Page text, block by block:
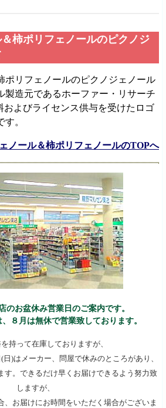
柿ポリフェノールのピクノジ
ポリフェノールのピクノジェノール
製造元であるホーファー・リサーチ
およびライセンス供与を受けたロゴ
。
ノール＆柿ポリフェノールのTOPへ
のお盆休み営業日のご案内です。
８月は無休で営業致しております。
持って在庫しておりますが、
日)はメーカー、問屋で休みのところがあり、
す。できるだけ早くお届けできるよう努力致
しますが、
、お届けにお時間をいただく場合がございま